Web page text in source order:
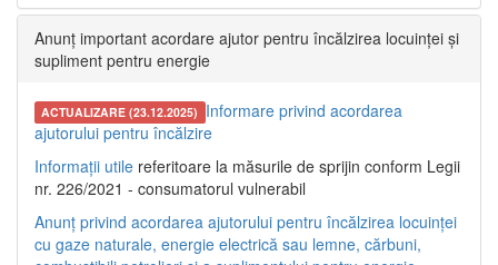
Anunț important acordare ajutor pentru încălzirea locuinței și
supliment pentru energie
ACTUALIZARE (23.12.2025) Informare privind acordarea
ajutorului pentru încălzire
Informații utile referitoare la măsurile de sprijin conform Legii
nr. 226/2021 - consumatorul vulnerabil
Anunț privind acordarea ajutorului pentru încălzirea locuinței
cu gaze naturale, energie electrică sau lemne, cărbuni,